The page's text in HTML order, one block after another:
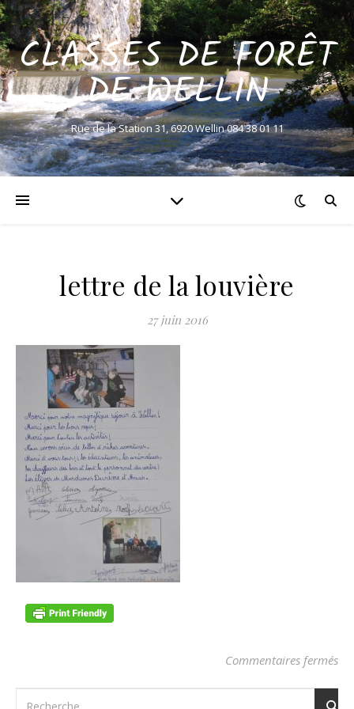
CLASSES DE FORÊT
DE WELLIN
Rue de la Station 31, 6920 Wellin 084 38 01 11
lettre de la louvière
27 juin 2016
Commentaires fermés